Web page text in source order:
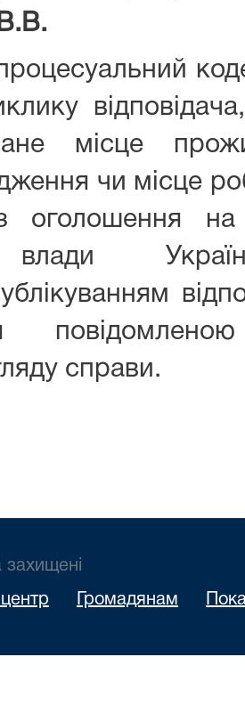
В.В.
місце
чи місце
оголошення на
влади
справи.
Громадянам